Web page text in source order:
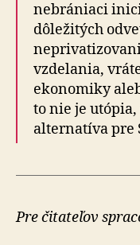
nebrániaci
dôležitých
vzdelania,
ekonomiky
to nie je
alternatíva pre
Pre čitateľov